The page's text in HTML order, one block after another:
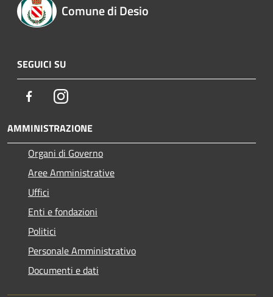
Comune di Desio
SEGUICI SU
FacebookInstagram
AMMINISTRAZIONE
Organi di Governo
Aree Amministrative
Uffici
Enti e fondazioni
Politici
Personale Amministrativo
Documenti e dati